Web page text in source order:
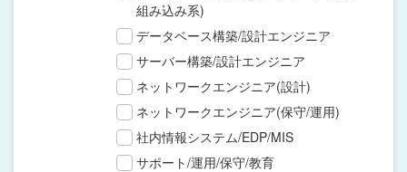
組み込み系)
データベース構築/設計エンジニア
サーバー構築/設計エンジニア
ネットワークエンジニア(設計)
ネットワークエンジニア(保守/運用)
社内情報システム/EDP/MIS
サポート/運用/保守/教育